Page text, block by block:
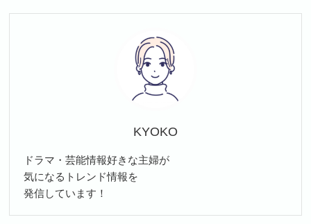
KYOKO
ドラマ・芸能情報好きな主婦が
気になるトレンド情報を
発信しています！